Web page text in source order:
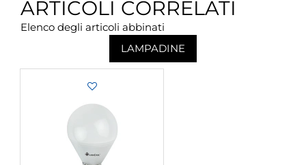
ARTICOLI CORRELATI
Elenco degli articoli abbinati
LAMPADINE